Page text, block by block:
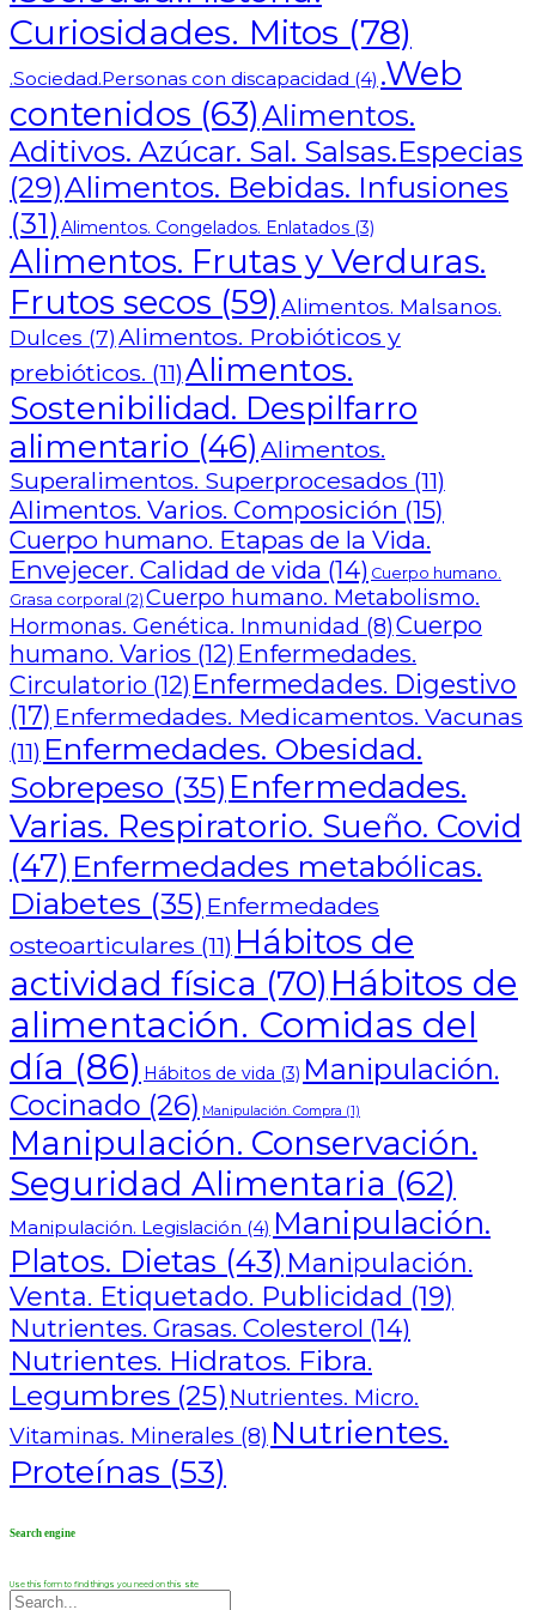
Curiosidades. Mitos (78)
.Sociedad.Personas con discapacidad (4) .Web
contenidos (63)Alimentos.
Aditivos. Azúcar. Sal. Salsas.Especias
(29)Alimentos. Bebidas. Infusiones
(31) Alimentos. Congelados. Enlatados (3)
Alimentos. Frutas y Verduras.
Frutos secos (59) Alimentos. Malsanos.
Dulces (7)Alimentos. Probióticos y
prebióticos. (11)Alimentos.
Sostenibilidad. Despilfarro
alimentario (46) Alimentos.
Superalimentos. Superprocesados (11)
Alimentos. Varios. Composición (15)
Cuerpo humano. Etapas de la Vida.
Envejecer. Calidad de vida (14) Cuerpo humano.
Grasa corporal (2) Cuerpo humano. Metabolismo.
Hormonas. Genética. Inmunidad (8)Cuerpo
humano. Varios (12) Enfermedades.
Circulatorio (12) Enfermedades. Digestivo
(17) Enfermedades. Medicamentos. Vacunas
(11) Enfermedades. Obesidad.
Sobrepeso (35) Enfermedades.
Varias. Respiratorio. Sueño. Covid
(47) Enfermedades metabólicas.
Diabetes (35) Enfermedades
osteoarticulares (11) Hábitos de
actividad física (70) Hábitos de
alimentación. Comidas del
día (86) Hábitos de vida (3) Manipulación.
Cocinado (26) Manipulación. Compra (1)
Manipulación. Conservación.
Seguridad Alimentaria (62)
Manipulación. Legislación (4) Manipulación.
Platos. Dietas (43) Manipulación.
Venta. Etiquetado. Publicidad (19)
Nutrientes. Grasas. Colesterol (14)
Nutrientes. Hidratos. Fibra.
Legumbres (25) Nutrientes. Micro.
Vitaminas. Minerales (8) Nutrientes.
Proteínas (53)
Search engine
Use this form to find things you need on this site